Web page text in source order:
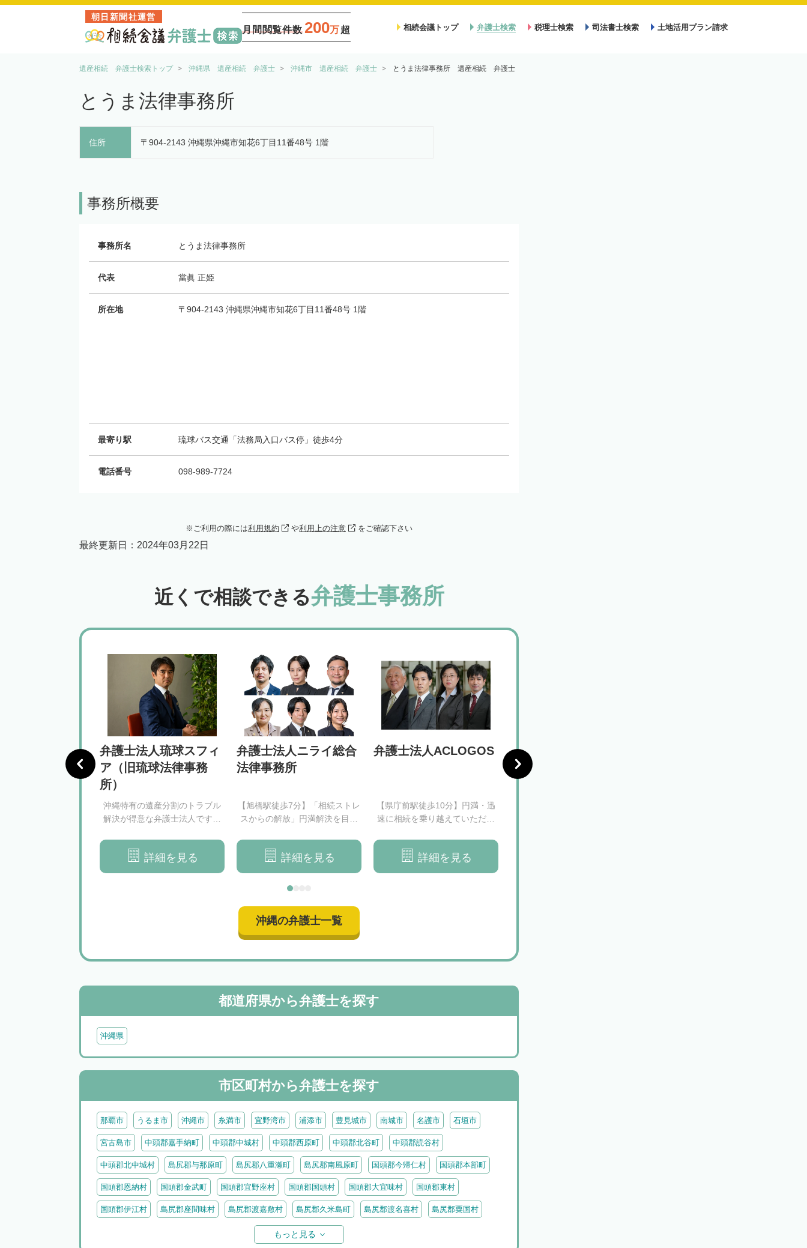
朝日新聞社運営
月間閲覧件数 200万超 相続会議トップ 弁護士検索 税理士検索 司法書士検索 土地活用プラン請求
遺産相続 弁護士検索トップ 沖縄県 遺産相続 弁護士 沖縄市 遺産相続 弁護士 とうま法律事務所 遺産相続 弁護士
とうま法律事務所
住所 〒904-2143 沖縄県沖縄市知花6丁目11番48号 1階
事務所概要
事務所名 とうま法律事務所
代表 當眞 正姫
所在地 〒904-2143 沖縄県沖縄市知花6丁目11番48号 1階
最寄り駅 琉球バス交通「法務局入口バス停」徒歩4分
電話番号 098-989-7724
ご利用の際には利用規約 や利用上の注意 をご確認下さい
最終更新日： 2024年03月22日
近くで相談できる弁護士事務所
ート法律事務
弁護士法人琉球スフィ
ア（旧琉球法律事務
所）
沖縄特有の遺産分割のトラブル
解決が得意な弁護士法人です。
詳細を見る
弁護士法人ニライ総合
法律事務所
【旭橋駅徒歩7分】「相続ストレ
スからの解放」円満解決を目指
詳細を見る
弁護士法人ACLOGOS
【県庁前駅徒歩10分】円満・迅
速に相続を乗り越えていただけ
詳細を見る
ネクスパート法律事務
所 那覇オフィス
沖縄の弁護士一覧
都道府県から弁護士を探す
沖縄県
市区町村から弁護士を探す
那覇市 うるま市 沖縄市 糸満市 宜野湾市 浦添市 豊見城市 南城市 名護市 石垣市
宮古島市 中頭郡嘉手納町 中頭郡中城村 中頭郡西原町 中頭郡北谷町 中頭郡読谷村
中頭郡北中城村 島尻郡与那原町 島尻郡八重瀬町 島尻郡南風原町 国頭郡今帰仁村 国頭郡本部町
国頭郡恩納村 国頭郡金武町 国頭郡宜野座村 国頭郡国頭村 国頭郡大宜味村 国頭郡東村
国頭郡伊江村 島尻郡座間味村 島尻郡渡嘉敷村 島尻郡久米島町 島尻郡渡名喜村 島尻郡粟国村
島尻郡南大東村 島尻郡北大東村
もっと見る